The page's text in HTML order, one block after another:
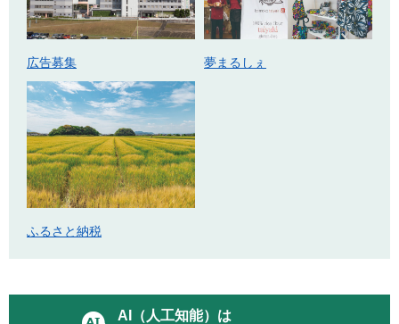
広告募集 夢まるしぇ
ふるさと納税
AI（人工知能）は